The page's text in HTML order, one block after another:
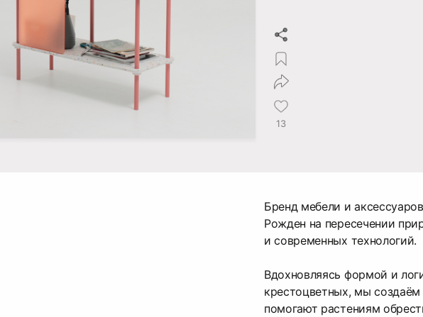
13
Бренд мебели и
Рожден на пересечении
и современных
Вдохновляясь формой и
крестоцветных, мы
помогают растениям